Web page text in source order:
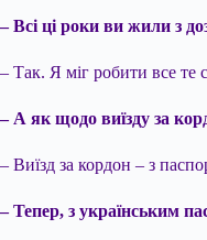
– Всі ці роки ви жили з
– Так. Я міг робити все те
– А як щодо виїзду за
– Виїзд за кордон – з
– Тепер, з українським